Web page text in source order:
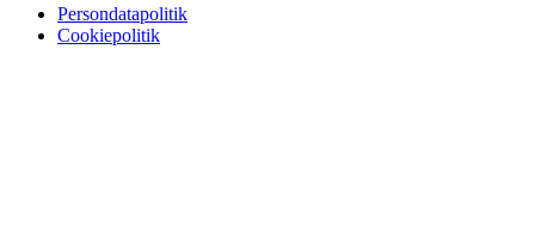
Persondatapolitik
Cookiepolitik